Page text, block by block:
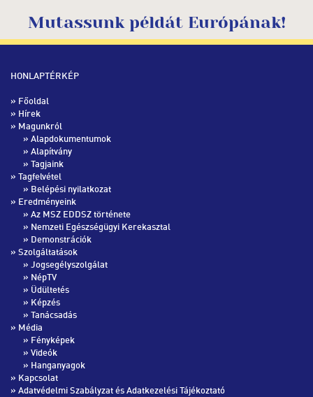
Mutassunk példát Európának!
HONLAPTÉRKÉP
» Főoldal
» Hírek
» Magunkról
» Alapdokumentumok
» Alapítvány
» Tagjaink
» Tagfelvétel
» Belépési nyilatkozat
» Eredményeink
» Az MSZ EDDSZ története
» Nemzeti Egészségügyi Kerekasztal
» Demonstrációk
» Szolgáltatások
» Jogsegélyszolgálat
» NépTV
» Üdültetés
» Képzés
» Tanácsadás
» Média
» Fényképek
» Videók
» Hanganyagok
» Kapcsolat
» Adatvédelmi Szabályzat és Adatkezelési Tájékoztató